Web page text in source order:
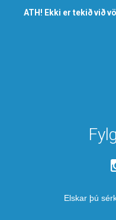
ATH! Ekki er tekið við
Elskar þú